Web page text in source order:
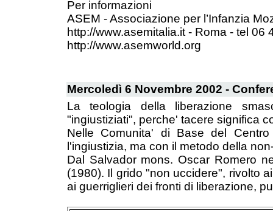
Per informazioni
ASEM - Associazione per l’Infanzia
http://www.asemitalia.it - Roma - tel 06
http://www.asemworld.org
Mercoledì 6 Novembre 2002 -
La teologia della liberazione
"ingiustiziati", perche' tacere significa
Nelle Comunita' di Base del
l'ingiustizia, ma con il metodo della
Dal Salvador mons. Oscar Romero
(1980). Il grido "non uccidere", rivolto
ai guerriglieri dei fronti di liberazione,